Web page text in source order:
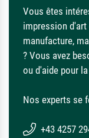
Vous êtes
impression d'art
manufacture,
? Vous avez
ou d'aide pour
Nos experts se
+43 4257